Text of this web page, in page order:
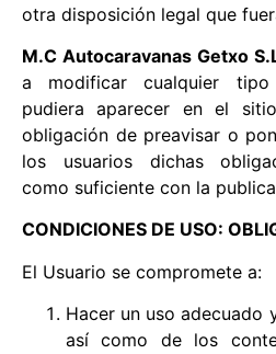
otra disposición legal que
M.C Autocaravanas Getxo
a modificar cualquier
pudiera aparecer en el
obligación de preavisar o
los usuarios dichas
como suficiente con la
CONDICIONES DE USO:
El Usuario se compromete a:
Hacer un uso adecuado
así como de los